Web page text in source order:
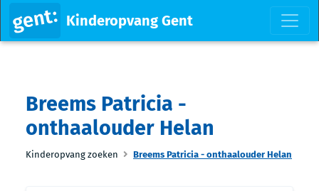
Kinderopvang Gent
Breems Patricia -
onthaalouder Helan
Kinderopvang zoeken Breems Patricia - onthaalouder Helan